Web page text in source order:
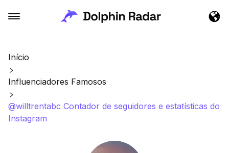
Início
Influenciadores Famosos
@willtrentabc Contador de seguidores e estatísticas do
Instagram